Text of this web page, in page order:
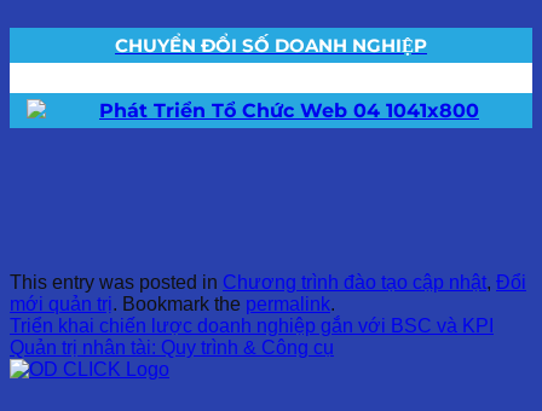
CHUYỂN ĐỔI SỐ DOANH NGHIỆP
This entry was posted in Chương trình đào tạo cập nhật, Đổi
mới quản trị. Bookmark the permalink.
Triển khai chiến lược doanh nghiệp gắn với BSC và KPI
Quản trị nhân tài: Quy trình & Công cụ